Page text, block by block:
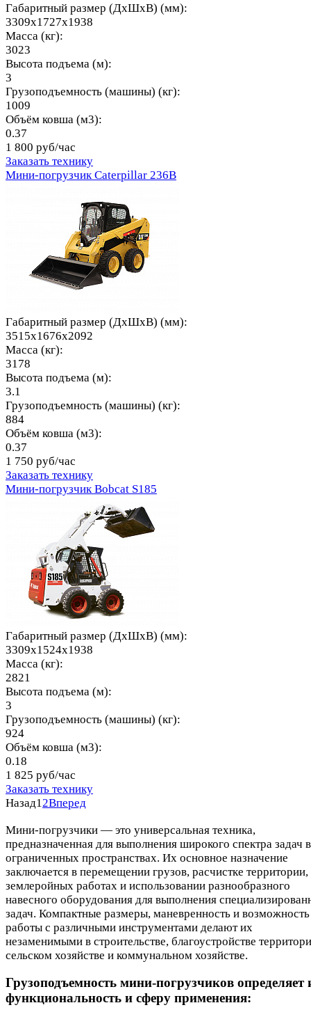
Габаритный размер (ДхШхВ) (мм):
3309x1727x1938
Масса (кг):
3023
Высота подъема (м):
3
Грузоподъемность (машины) (кг):
1009
Объём ковша (м3):
0.37
1 800 руб/час
Заказать технику
Мини-погрузчик Caterpillar 236B
Габаритный размер (ДхШхВ) (мм):
3515x1676x2092
Масса (кг):
3178
Высота подъема (м):
3.1
Грузоподъемность (машины) (кг):
884
Объём ковша (м3):
0.37
1 750 руб/час
Заказать технику
Мини-погрузчик Bobcat S185
Габаритный размер (ДхШхВ) (мм):
3309x1524x1938
Масса (кг):
2821
Высота подъема (м):
3
Грузоподъемность (машины) (кг):
924
Объём ковша (м3):
0.18
1 825 руб/час
Заказать технику
Назад12Вперед
Мини-погрузчики — это универсальная техника,
предназначенная для выполнения широкого спектра задач в
ограниченных пространствах. Их основное назначение
заключается в перемещении грузов, расчистке территории,
землеройных работах и использовании разнообразного
навесного оборудования для выполнения
задач. Компактные размеры, маневренность и возможность
работы с различными инструментами делают их
незаменимыми в строительстве, благоустройстве
сельском хозяйстве и коммунальном хозяйстве.
Грузоподъемность мини-погрузчиков определяет
функциональность и сферу применения: